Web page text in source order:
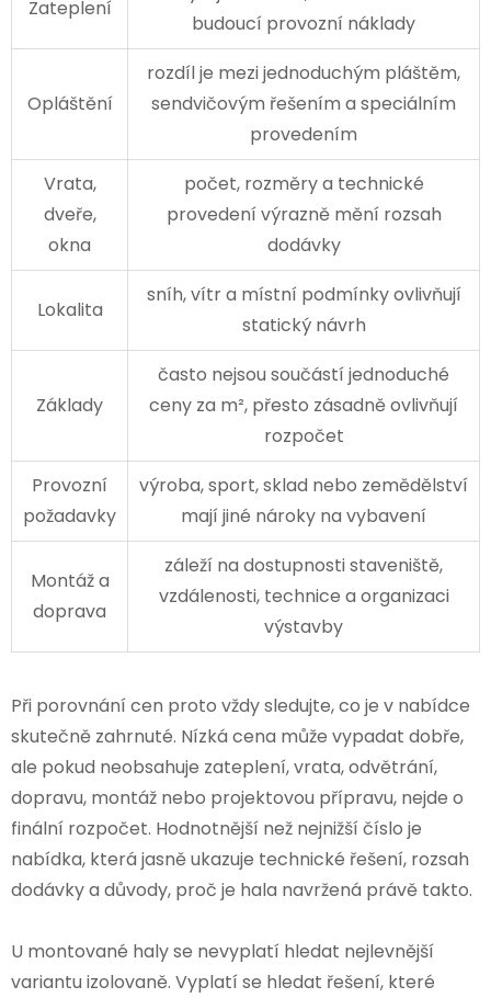
Zateplení
budoucí provozní náklady
Opláštění
rozdíl je mezi jednoduchým pláštěm,
sendvičovým řešením a speciálním
provedením
Vrata,
dveře,
okna
počet, rozměry a technické
provedení výrazně mění rozsah
dodávky
Lokalita
sníh, vítr a místní podmínky ovlivňují
statický návrh
Základy
často nejsou součástí jednoduché
ceny za m², přesto zásadně ovlivňují
rozpočet
Provozní
požadavky
výroba, sport, sklad nebo zemědělství
mají jiné nároky na vybavení
Montáž a
doprava
záleží na dostupnosti staveniště,
vzdálenosti, technice a organizaci
výstavby
Při porovnání cen proto vždy sledujte, co je v nabídce
skutečně zahrnuté. Nízká cena může vypadat dobře,
ale pokud neobsahuje zateplení, vrata, odvětrání,
dopravu, montáž nebo projektovou přípravu, nejde o
finální rozpočet. Hodnotnější než nejnižší číslo je
nabídka, která jasně ukazuje technické řešení, rozsah
dodávky a důvody, proč je hala navržená právě takto.
U montované haly se nevyplatí hledat nejlevnější
variantu izolovaně. Vyplatí se hledat řešení, které